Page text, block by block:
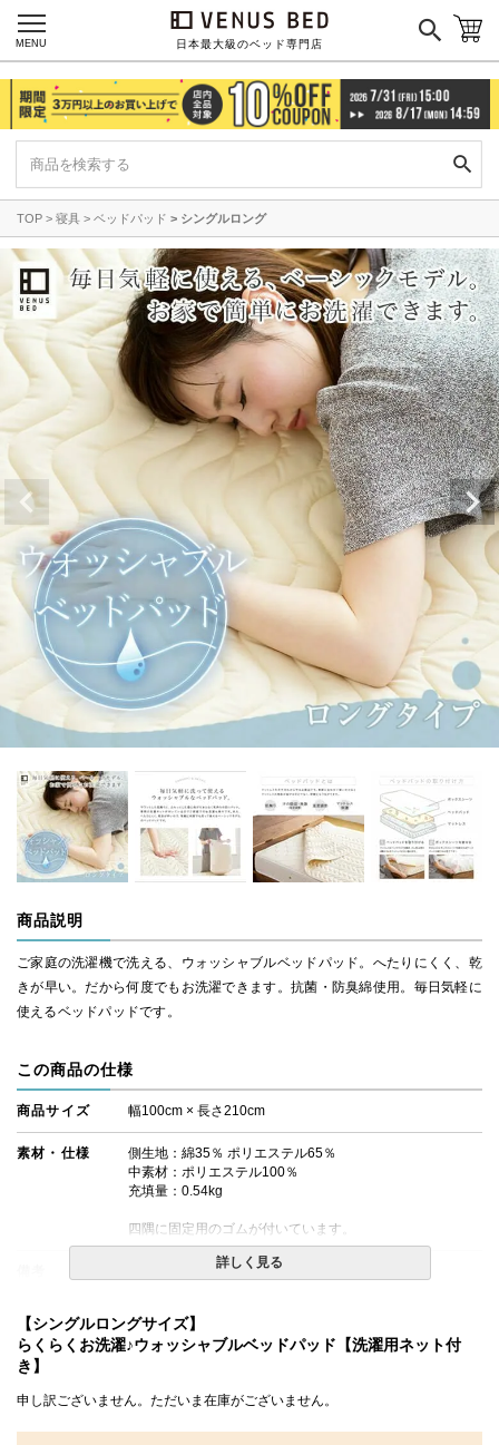
日本最大級のベッド専門店
MENU
TOP 寝具 ベッドパッド シングルロング
商品説明
ご家庭の洗濯機で洗える、ウォッシャブルベッドパッド。へたりにくく、乾
きが早い。だから何度でもお洗濯できます。抗菌・防臭綿使用。毎日気軽に
使えるベッドパッドです。
この商品の仕様
商品サイズ 幅100cm × 長さ210cm
素材・仕様
側生地：綿35％ ポリエステル65％
中素材：ポリエステル100％
充填量：0.54kg
四隅に固定用のゴムが付いています。
・配送日指定OK！
合があります。
詳しく見る
【シングルロングサイズ】
らくらくお洗濯♪ウォッシャブルベッドパッド【洗濯用ネット付
き】
申し訳ございません。ただいま在庫がございません。